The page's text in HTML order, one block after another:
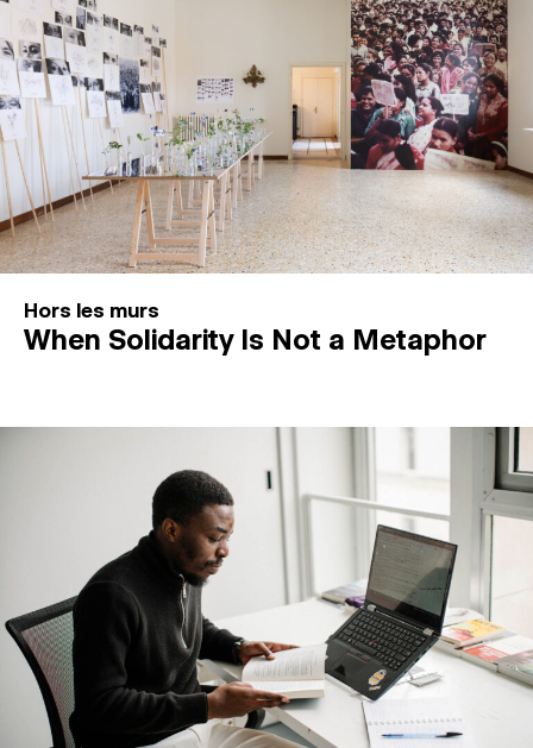
Hors les murs
When Solidarity Is Not a Metaphor